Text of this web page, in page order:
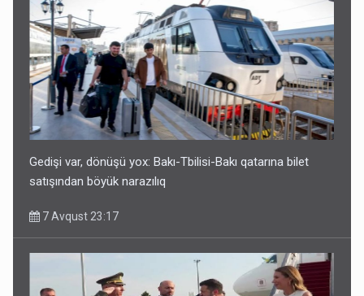
Geri çağırılan səfir Abel Məhərrəmovun oğludur - DOSYE
7 Avqust 14:07
Gedişi var, dönüşü yox: Bakı-Tbilisi-Bakı qatarına bilet
satışından böyük narazılıq
7 Avqust 23:17